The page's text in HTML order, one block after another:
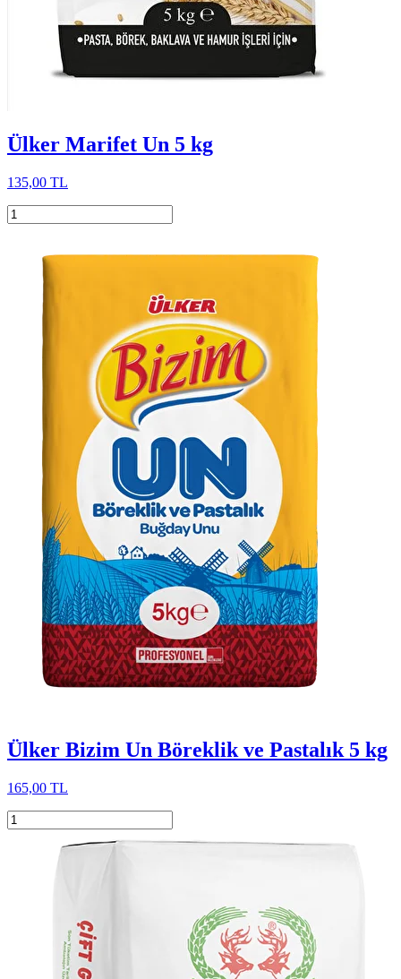
Ülker Marifet Un 5 kg
135,00 TL
Ülker Bizim Un Böreklik ve Pastalık 5 kg
165,00 TL